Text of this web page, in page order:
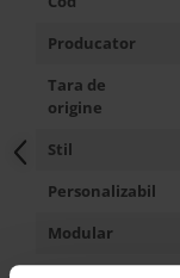
Producator
Tara de
origine
Stil
Personalizabil
Modular